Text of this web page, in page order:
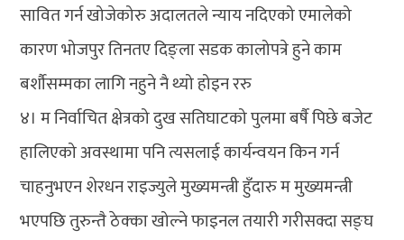
सावित गर्न खोजेकोरु अदालतले न्याय नदिएको एमालेको
कारण भोजपुर तिनतए दिङ्ला सडक कालोपत्रे हुने काम
बर्शौसम्मका लागि नहुने नै थ्यो होइन ररु
४। म निर्वाचित क्षेत्रको दुख सतिघाटको पुलमा बर्षै पिछे बजेट
हालिएको अवस्थामा पनि त्यसलाई कार्यन्वयन किन गर्न
चाहनुभएन शेरधन राइज्युले मुख्यमन्त्री हुँदारु म मुख्यमन्त्री
भएपछि तुरुन्तै ठेक्का खोल्ने फाइनल तयारी गरीसक्दा सङ्घ